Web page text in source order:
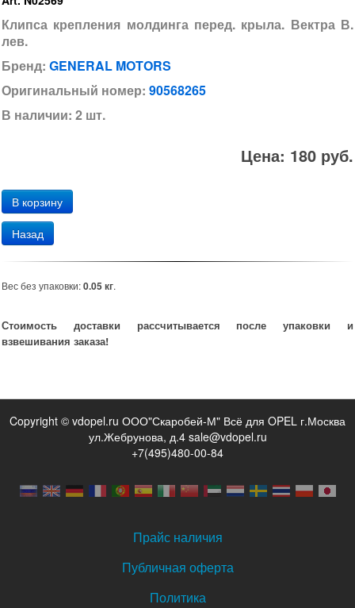
Клипса крепления молдинга перед. крыла. Вектра В.
лев.
Бренд: GENERAL MOTORS
Оригинальный номер: 90568265
В наличии: 2 шт.
Цена: 180 руб.
Назад
Вес без упаковки:0.05 кг.
Стоимость доставки рассчитывается после упаковки и
взвешивания заказа!
Copyright © vdopel.ru ООО"Скаробей-М" Всё для OPEL г.Москва
ул.Жебрунова, д.4 sale@vdopel.ru
+7(495)480-00-84
Прайс наличия
Публичная оферта
Политика